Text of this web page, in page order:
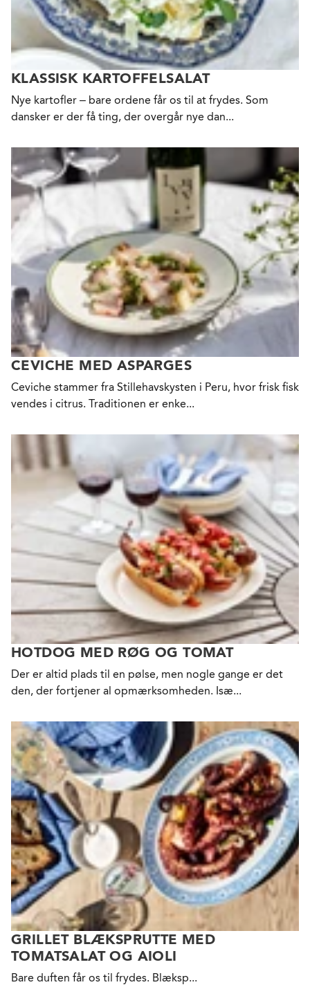
KLASSISK KARTOFFELSALAT
Nye kartofler – bare ordene får os til at frydes. Som
dansker er der få ting, der overgår nye dan...
CEVICHE MED ASPARGES
Ceviche stammer fra Stillehavskysten i Peru, hvor frisk fisk
vendes i citrus. Traditionen er enke...
HOTDOG MED RØG OG TOMAT
Der er altid plads til en pølse, men nogle gange er det
den, der fortjener al opmærksomheden. Isæ...
GRILLET BLÆKSPRUTTE MED
TOMATSALAT OG AIOLI
Bare duften får os til frydes. Blæksp...